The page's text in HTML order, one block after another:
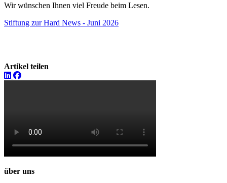
Wir wünschen Ihnen viel Freude beim Lesen.
Stiftung zur Hard News - Juni 2026
Artikel teilen
über uns